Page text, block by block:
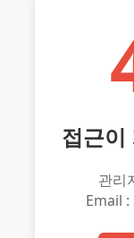
접근이
관리
Email